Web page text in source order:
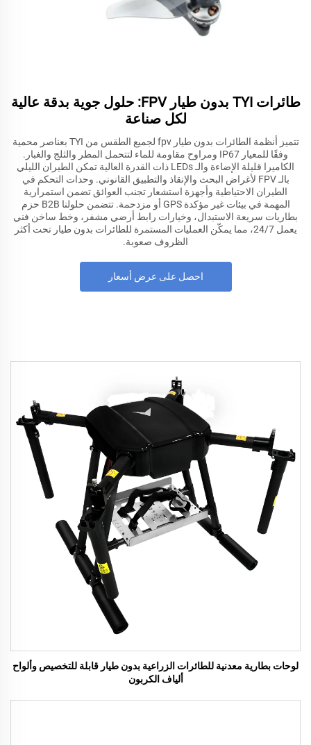
طائرات TYI بدون طيار FPV: حلول جوية بدقة عالية
لكل صناعة
تتميز أنظمة الطائرات بدون طيار fpv لجميع الطقس من TYI بعناصر محمية
وفقًا للمعيار IP67 ومراوح مقاومة للماء لتتحمل المطر والثلج والغبار.
الكاميرا قليلة الإضاءة والـ LEDs ذات القدرة العالية تمكن الطيران الليلي
بالـ FPV لأغراض البحث والإنقاذ والتطبيق القانوني. وحدات التحكم في
الطيران الاحتياطية وأجهزة استشعار تجنب العوائق تضمن استمرارية
المهمة في بيئات غير مؤكدة GPS أو مزدحمة. تتضمن حلولنا B2B حزم
بطاريات سريعة الاستبدال، وخيارات رابط أرضي مشفر، وخط ساخن فني
يعمل 24/7، مما يمكّن العمليات المستمرة للطائرات بدون طيار تحت أكثر
الظروف صعوبة.
احصل على عرض أسعار
لوحات بطارية معدنية للطائرات الزراعية بدون طيار قابلة للتخصيص وألواح
ألياف الكربون